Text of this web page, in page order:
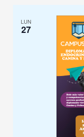
LUN
27